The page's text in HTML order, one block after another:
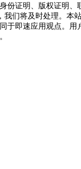
份证明、版权证明、
我们将及时处理。本
于即速应用观点。用